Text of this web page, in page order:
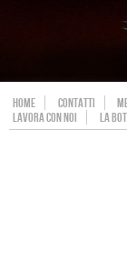
HOME CONTATTI
LAVORA CON NOI
LA